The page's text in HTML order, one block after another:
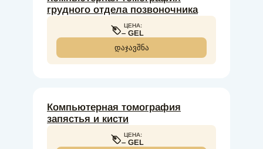
грудного отдела позвоночника
ЦЕНА:
– GEL
ᲓᲐᲯᲐᲕᲨᲜᲐ
Компьютерная томография
запястья и кисти
ЦЕНА:
– GEL